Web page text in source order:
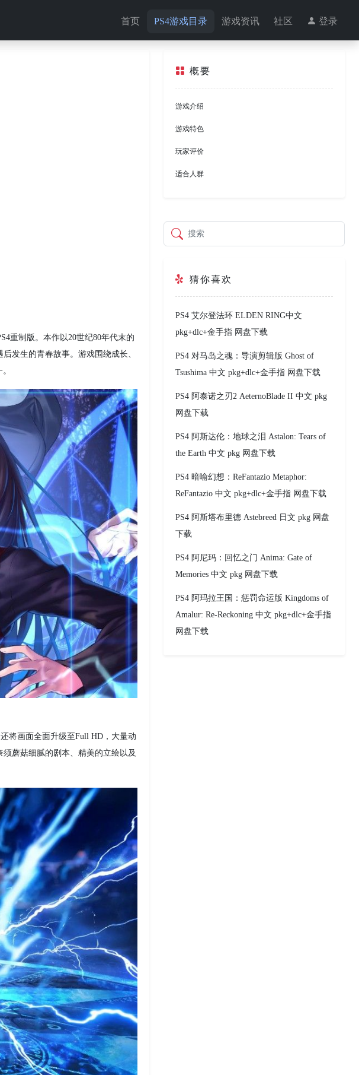
首页 PS4游戏目录 游戏资讯 社区 登录
重制版。本作以20世纪80年代末的
发生的青春故事。游戏围绕成长、
将画面全面升级至Full HD，大量动
蘑菇细腻的剧本、精美的立绘以及
概要
游戏介绍
游戏特色
玩家评价
适合人群
搜索
猜你喜欢
PS4 艾尔登法环 ELDEN RING中文
pkg+dlc+金手指 网盘下载
PS4 对马岛之魂：导演剪辑版 Ghost of
Tsushima 中文 pkg+dlc+金手指 网盘下载
PS4 阿泰诺之刃2 AeternoBlade II 中文 pkg
网盘下载
PS4 阿斯达伦：地球之泪 Astalon: Tears of
the Earth 中文 pkg 网盘下载
PS4 暗喻幻想：ReFantazio Metaphor:
ReFantazio 中文 pkg+dlc+金手指 网盘下载
PS4 阿斯塔布里德 Astebreed 日文 pkg 网盘
下载
PS4 阿尼玛：回忆之门 Anima: Gate of
Memories 中文 pkg 网盘下载
PS4 阿玛拉王国：惩罚命运版 Kingdoms of
Amalur: Re-Reckoning 中文 pkg+dlc+金手指
网盘下载